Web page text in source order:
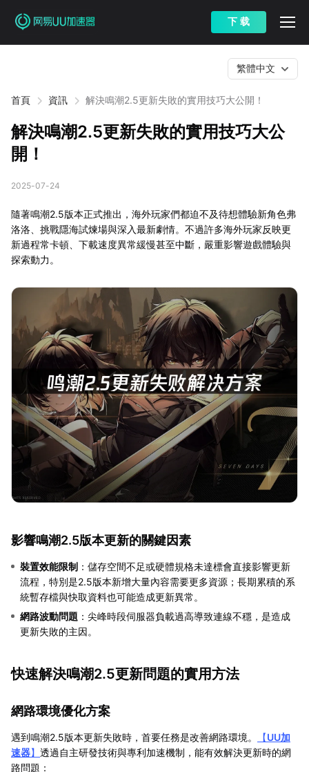
下 载
首頁 資訊 解決鳴潮2.5更新失敗的實用技巧大公開！
繁體中文
解決鳴潮2.5更新失敗的實用技巧大公
開！
2025-07-24
隨著鳴潮2.5版本正式推出，海外玩家們都迫不及待想體驗新角色弗
洛洛、挑戰隱海試煉場與深入最新劇情。不過許多海外玩家反映更
新過程常卡頓、下載速度異常緩慢甚至中斷，嚴重影響遊戲體驗與
探索動力。
影響鳴潮2.5版本更新的關鍵因素
裝置效能限制 ：儲存空間不足或硬體規格未達標會直接影響更新
流程，特別是2.5版本新增大量內容需要更多資源；長期累積的系
統暫存檔與快取資料也可能造成更新異常。
網路波動問題 ：尖峰時段伺服器負載過高導致連線不穩，是造成
更新失敗的主因。
快速解決鳴潮2.5更新問題的實用方法
網路環境優化方案
遇到鳴潮2.5版本更新失敗時，首要任務是改善網路環境。 【UU加
速器】 透過自主研發技術與專利加速機制，能有效解決更新時的網
路問題：